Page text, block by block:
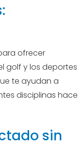
ofrecer
golf y los deportes
te ayudan a
disciplinas hace
sin